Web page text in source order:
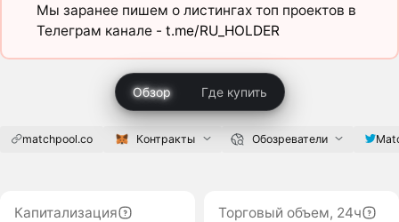
Мы заранее пишем о листингах топ проектов в
Телеграм канале - t.me/RU_HOLDER
Обзор Где купить
matchpool.co Контракты Обозреватели
Капитализация
Торговый объем, 24ч